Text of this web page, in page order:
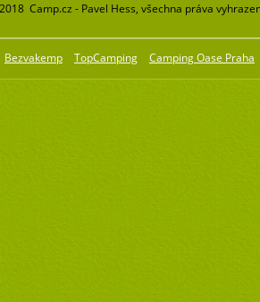
Camp.cz - Pavel Hess, všechna práva
Bezvakemp TopCamping Camping Oase Praha